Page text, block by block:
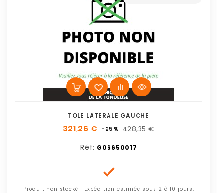
TOLE LATERALE GAUCHE
321,26 € -25% 428,35 €
Réf: G06650017

Produit non stocké | Expédition estimée sous 2 à 10 jours,